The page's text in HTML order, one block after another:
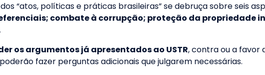
“atos, políticas e práticas brasileiras” se debruça sobre seis
combate à corrupção; proteção da propriedade
os argumentos já apresentados ao USTR, contra ou a favor
fazer perguntas adicionais que julgarem necessárias.